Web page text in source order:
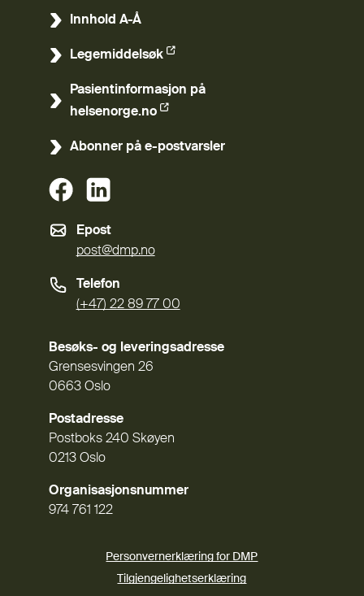
Innhold A-Å
Legemiddelsøk
(Ekstern lenke)
Pasientinformasjon på
helsenorge.no
(Ekstern lenke)
Abonner på e-postvarsler
(Ekstern lenke)
Epost
post@dmp.no
Telefon
(+47) 22 89 77 00
Besøks- og leveringsadresse
Grensesvingen 26
0663 Oslo
Postadresse
Postboks 240 Skøyen
0213 Oslo
Organisasjonsnummer
974 761 122
Personvernerklæring for DMP
Tilgjengelighetserklæring
(Ekstern lenke)